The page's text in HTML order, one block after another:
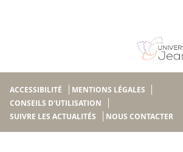
ACCESSIBILITÉ
MENTIONS LÉGALES
CONSEILS D'UTILISATION
SUIVRE LES ACTUALITÉS
NOUS CONTACTER